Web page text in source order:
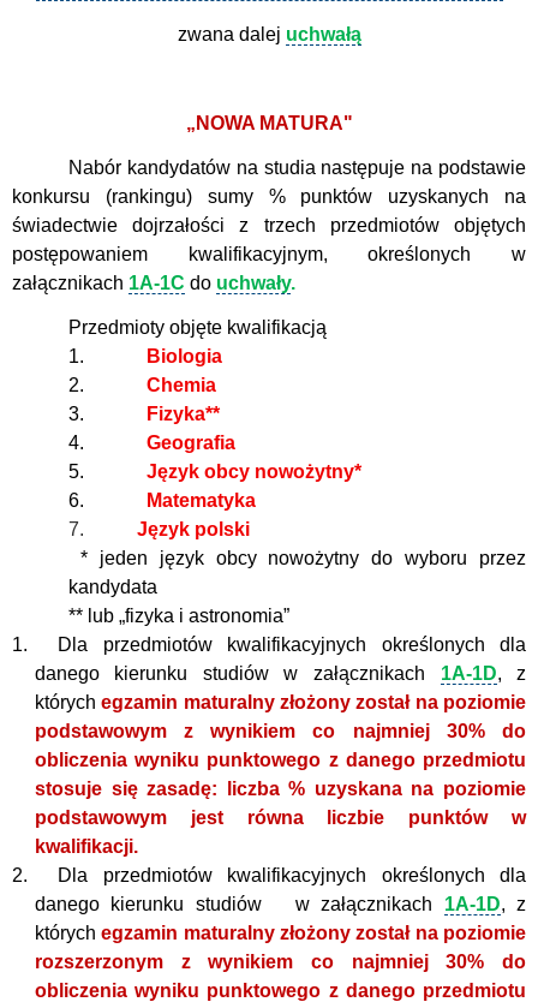
zwana dalej uchwałą
„NOWA MATURA"
Nabór kandydatów na studia następuje na podstawie
konkursu (rankingu) sumy % punktów uzyskanych na
świadectwie dojrzałości z trzech przedmiotów objętych
postępowaniem kwalifikacyjnym, określonych w
załącznikach 1A-1C do uchwały.
Przedmioty objęte kwalifikacją
1.
Biologia
2.
Chemia
3.
Fizyka**
4.
Geografia
5.
Język obcy nowożytny*
6.
Matematyka
7.
Język polski
* jeden język obcy nowożytny do wyboru przez
kandydata
** lub „fizyka i astronomia”
1.
Dla przedmiotów kwalifikacyjnych określonych dla
danego kierunku studiów w załącznikach 1A-1D,z
którychegzamin maturalny złożony został na poziomie
podstawowym z wynikiem co najmniej 30% do
obliczenia wyniku punktowego z danego przedmiotu
stosuje się zasadę: liczba % uzyskana na poziomie
podstawowym jest równa liczbie punktów w
kwalifikacji.
2.
Dla przedmiotów kwalifikacyjnych określonych dla
danego kierunku studiów w załącznikach 1A-1D,z
którychegzamin maturalny złożony został na poziomie
rozszerzonym z wynikiem co najmniej 30% do
obliczenia wyniku punktowego z danego przedmiotu